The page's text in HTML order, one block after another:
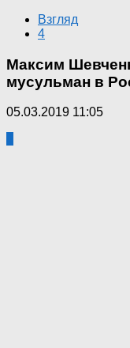
Взгляд
4
Максим
мусульман в
05.03.2019 11:05